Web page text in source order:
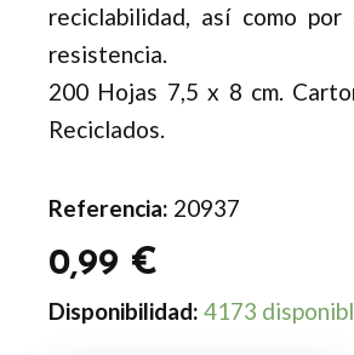
reciclabilidad, así como
resistencia.
200 Hojas 7,5 x 8 cm.
Reciclados.
Referencia: 20937
0,99 €
Disponibilidad: 4173
Portanotas